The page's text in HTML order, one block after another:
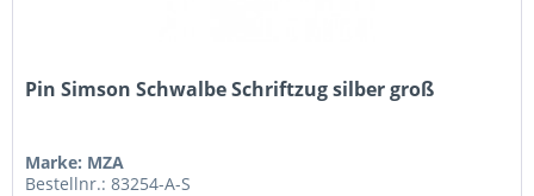
Pin Simson Schwalbe Schriftzug silber groß
Marke: MZA
Bestellnr.: 83254-A-S